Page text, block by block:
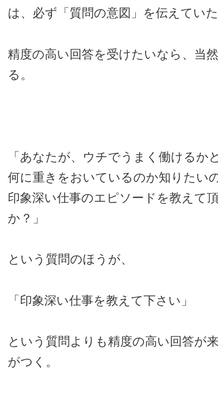
は、必ず「質問の意図」を伝えてい
精度の高い回答を受けたいなら、当
る。
「あなたが、ウチでうまく働けるか
何に重きをおいているのか知りたい
印象深い仕事のエピソードを教えて
か？」
という質問のほうが、
「印象深い仕事を教えて下さい」
という質問よりも精度の高い回答が
がつく。